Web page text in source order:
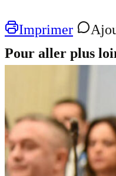
Imprimer
Pour aller plus